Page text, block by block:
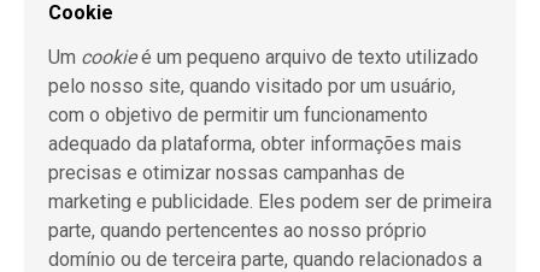
Cookie
Um cookieé um pequeno arquivo de texto utilizado
pelo nosso site, quando visitado por um usuário,
com o objetivo de permitir um funcionamento
adequado da plataforma, obter informações mais
precisas e otimizar nossas campanhas de
marketing e publicidade. Eles podem ser de primeira
parte, quando pertencentes ao nosso próprio
domínio ou de terceira parte, quando relacionados a